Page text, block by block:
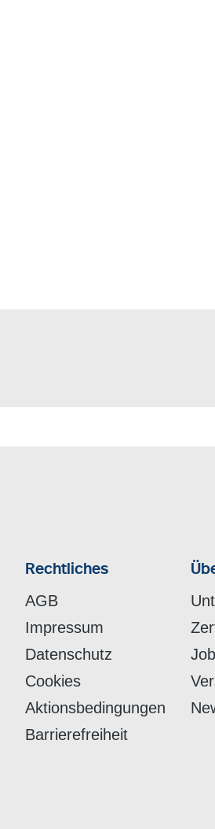
Rechtliches
AGB
Impressum
Datenschutz
Cookies
Aktionsbedingungen
Barrierefreiheit